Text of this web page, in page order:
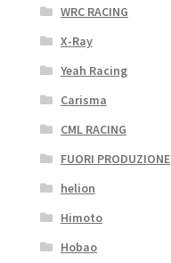
WRC RACING
X-Ray
Yeah Racing
Carisma
CML RACING
FUORI PRODUZIONE
helion
Himoto
Hobao